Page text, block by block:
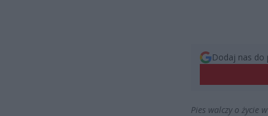
Dodaj nas do
Pies walczy o życie